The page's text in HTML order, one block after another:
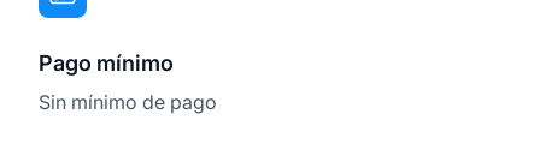
Pago mínimo
Sin mínimo de pago